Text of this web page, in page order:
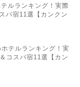
ルランキング！実際
パ宿11選【カンクン
テルランキング！実
コスパ宿11選【カン